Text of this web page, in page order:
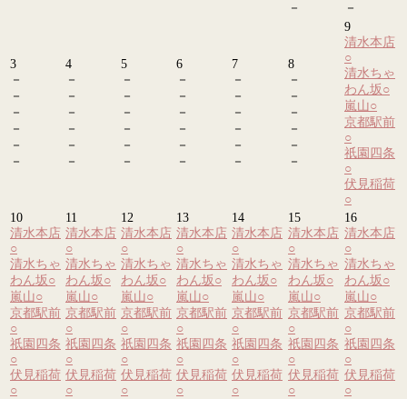
－
－
3
－
－
－
－
－
－
4
－
－
－
－
－
－
5
－
－
－
－
－
－
6
－
－
－
－
－
－
7
－
－
－
－
－
－
8
－
－
－
－
－
－
9
清水本店
○
清水ちゃ
わん坂○
嵐山○
京都駅前
○
祇園四条
○
伏見稲荷
○
10
清水本店
○
清水ちゃ
わん坂○
嵐山○
京都駅前
○
祇園四条
○
伏見稲荷
○
11
清水本店
○
清水ちゃ
わん坂○
嵐山○
京都駅前
○
祇園四条
○
伏見稲荷
○
12
清水本店
○
清水ちゃ
わん坂○
嵐山○
京都駅前
○
祇園四条
○
伏見稲荷
○
13
清水本店
○
清水ちゃ
わん坂○
嵐山○
京都駅前
○
祇園四条
○
伏見稲荷
○
14
清水本店
○
清水ちゃ
わん坂○
嵐山○
京都駅前
○
祇園四条
○
伏見稲荷
○
15
清水本店
○
清水ちゃ
わん坂○
嵐山○
京都駅前
○
祇園四条
○
伏見稲荷
○
16
清水本店
○
清水ちゃ
わん坂○
嵐山○
京都駅前
○
祇園四条
○
伏見稲荷
○